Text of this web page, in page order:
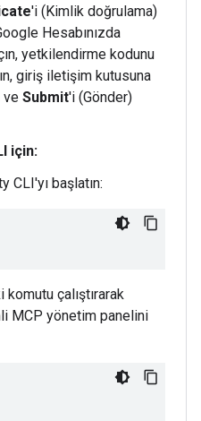
'i (Kimlik doğrulama)
Hesabınızda
yetkilendirme kodunu
giriş iletişim kutusuna
ve Submit'i (Gönder)
için:
CLI'yı başlatın:
komutu çalıştırarak
MCP yönetim panelini